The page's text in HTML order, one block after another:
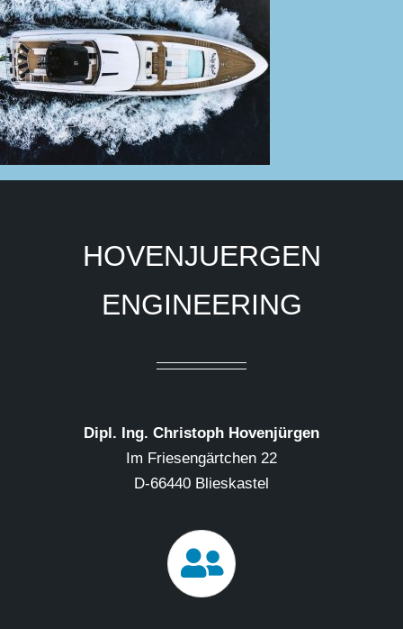
HOVENJUERGEN
ENGINEERING
Dipl. Ing. Christoph Hovenjürgen
Im Friesengärtchen 22
D-66440 Blieskastel